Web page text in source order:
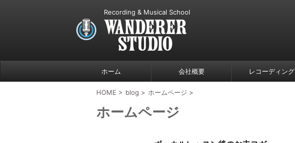
Recording & Musical School
ホーム 会社概要 レコーディング
HOME > blog > ホームページ >
ホームページ